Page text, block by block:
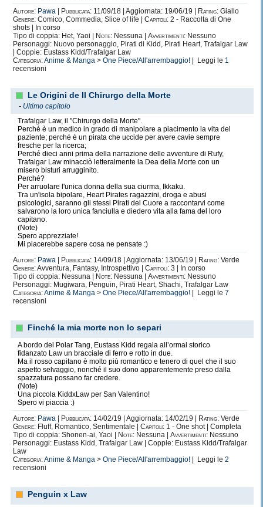
Autore: Pawa Pubblicata: 11/09/18 | Aggiornata: 19/06/19 | Rating: Giallo
Genere: Comico, Commedia, Slice of life | Capitoli: 2 - Raccolta di One
shots | In corso
Tipo di coppia: Het, Yaoi |
Note: Nessuna | Avvertimenti: Nessuno
Personaggi: Nuovo personaggio, Pirati di Kidd, Pirati Heart, Trafalgar Law
| Coppie: Eustass Kidd/Trafalgar Law
Categoria:Anime & Manga > One Piece/All'arrembaggio! | Leggi le 1
recensioni
Le Origini de Il Chirurgo della Morte
- Ultimo capitolo
Trafalgar Law, il "Chirurgo della Morte".
Perché è un medico in grado di manipolare a piacimento la vita del
paziente; perché è un pirata che uccide per avere cavie sempre
fresche per la ricerca;
Perché dieci anni prima della narrazione delle avventure di Rufy,
Trafalgar Law minacciò letteralmente la Dea della Morte con un
misero bisturi arrugginito.
Perché?
Per arruolare l'unica donna della sua ciurma, Ikkaku.
Tra un'isola bipolare, Heart Pirates ragazzini, droga e abusi
psicologici, saranno gli stessi Pirati del Cuore a raccontarvi come
salvarono la loro unica fanciulla e diedero vita alla fama del loro
capitano.
(Note)
Spero apprezziate!
Mi piacerebbe sapere cosa ne pensate :)
Autore: Pawa Pubblicata: 14/09/18 | Aggiornata: 13/06/19 | Rating: Verde
Genere:Avventura, Fantasy, Introspettivo | Capitoli: 3 | In corso
Tipo di coppia: Nessuna |
Note: Nessuna | Avvertimenti: Nessuno
Personaggi: Mugiwara, Penguin, Pirati Heart, Shachi, Trafalgar Law
Categoria:Anime & Manga > One Piece/All'arrembaggio! | Leggi le 7
recensioni
Finché la mia morte non lo separi
A bordo del Polar Tang, Eustass Kidd regala all’ormai storico
fidanzato Law un bracciale di ferro e rotto in due.
Ma il rosso capitano è molto più romantico e tenero di quel che il suo
aspetto selvaggio, nonché il suo dono apparentemente preso dalla
spazzatura possano far credere.
(Note)
Una piccola KiddxLaw per San Valentino!
Spero vi piaccia :)
Autore: Pawa Pubblicata: 14/02/19 | Aggiornata: 14/02/19 | Rating: Verde
Genere: Fluff, Romantico, Sentimentale | Capitoli: 1 - One shot | Completa
Tipo di coppia: Shonen-ai, Yaoi |
Note: Nessuna | Avvertimenti: Nessuno
Personaggi: Eustass Kidd, Trafalgar Law | Coppie: Eustass Kidd/Trafalgar
Law
Categoria:Anime & Manga > One Piece/All'arrembaggio! | Leggi le 2
recensioni
Penguin x Law